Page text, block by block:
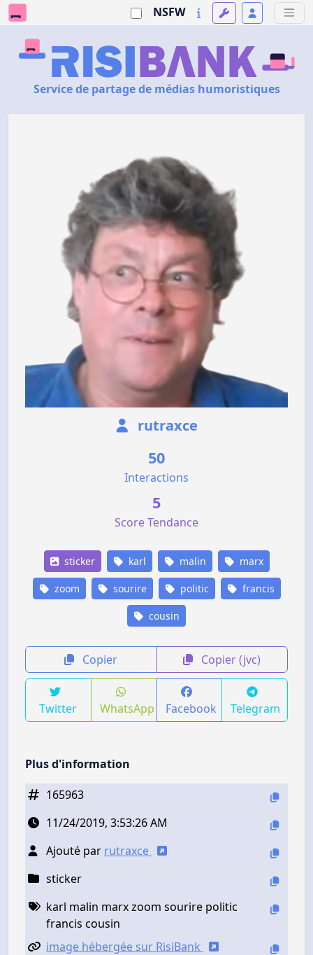
NSFW
Service de partage de médias humoristiques
rutraxce
50
Interactions
5
Score Tendance
sticker karl malin marx
zoom sourire politic francis
cousin
Copier Copier (jvc)
Twitter WhatsApp Facebook Telegram
Plus d'information
165963
11/24/2019, 3:53:26 AM
Ajouté par rutraxce
sticker
karl malin marx zoom sourire politic
francis cousin
image hébergée sur RisiBank